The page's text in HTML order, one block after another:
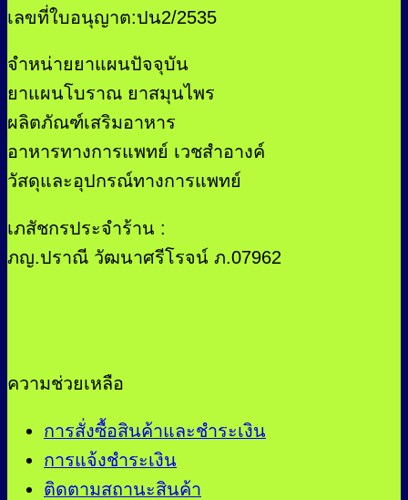
เลขที่ใบอนุญาต:ปน2/2535
จำหน่ายยาแผนปัจจุบัน
ยาแผนโบราณ ยาสมุนไพร
ผลิตภัณฑ์เสริมอาหาร
อาหารทางการแพทย์ เวชสำอางค์
วัสดุและอุปกรณ์ทางการแพทย์
เภสัชกรประจำร้าน :
ภญ.ปราณี วัฒนาศรีโรจน์ ภ.07962
ความช่วยเหลือ
การสั่งซื้อสินค้าและชำระเงิน
การแจ้งชำระเงิน
ติดตามสถานะสินค้า